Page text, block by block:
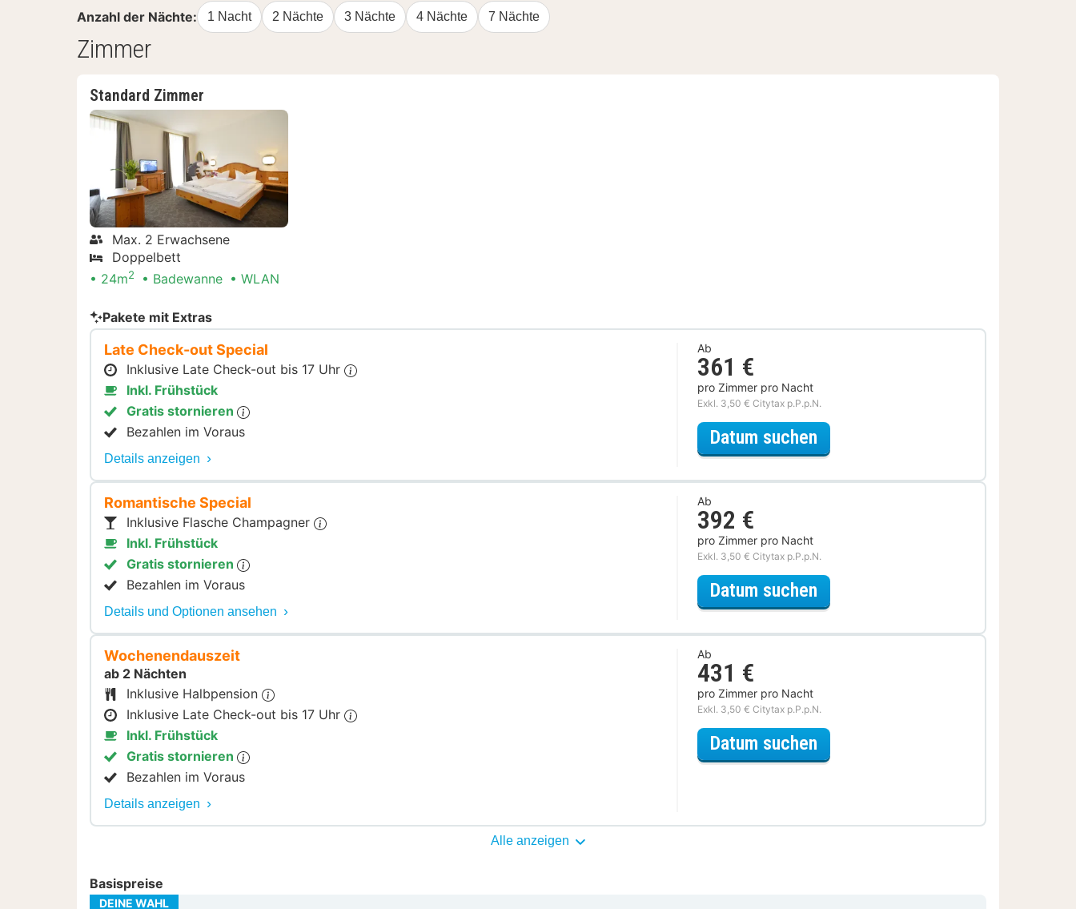
Anzahl der Nächte: 1 Nacht 2 Nächte 3 Nächte 4 Nächte 7 Nächte
Zimmer
Standard Zimmer
Max. 2 Erwachsene
Doppelbett
24m2 Badewanne WLAN
Pakete mit Extras
Late Check-out Special
Inklusive Late Check-out bis 17 Uhr
Inkl. Frühstück
Gratis stornieren
Bezahlen im Voraus
Details anzeigen
Ab
361 €
pro Zimmer pro Nacht
Exkl. 3,50 € Citytax p.P.p.N.
Datum suchen
Romantische Special
Inklusive Flasche Champagner
Inkl. Frühstück
Gratis stornieren
Bezahlen im Voraus
Details und Optionen ansehen
Ab
392 €
pro Zimmer pro Nacht
Exkl. 3,50 € Citytax p.P.p.N.
Datum suchen
Wochenendauszeit
ab 2 Nächten
Inklusive Halbpension
Inklusive Late Check-out bis 17 Uhr
Inkl. Frühstück
Gratis stornieren
Bezahlen im Voraus
Details anzeigen
Ab
431 €
pro Zimmer pro Nacht
Exkl. 3,50 € Citytax p.P.p.N.
Datum suchen
Alle anzeigen
Basispreise
DEINE WAHL